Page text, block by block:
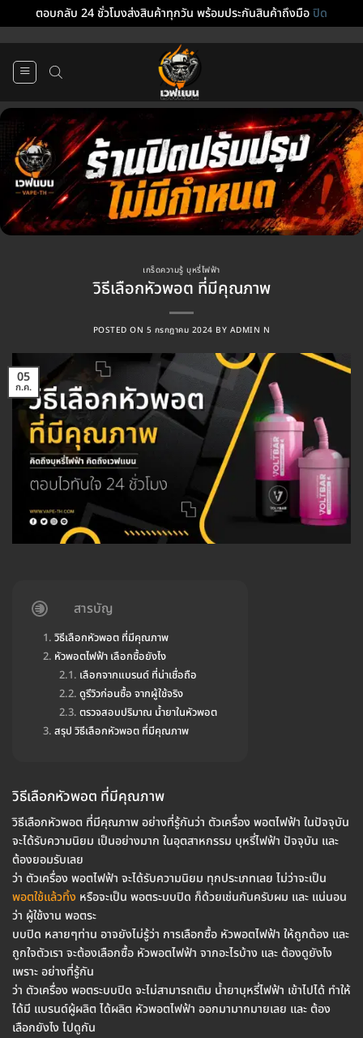
ตอบกลับ 24 ชั่วโมงส่งสินค้าทุกวัน พร้อมประกันสินค้าถึงมือปิด
เกร็ดความรู้ บุหรี่ไฟฟ้า
วิธีเลือกหัวพอต ที่มีคุณภาพ
POSTED ON 5 กรกฎาคม 2024 BY ADMIN N
05
ก.ค.
สารบัญ
วิธีเลือกหัวพอต ที่มีคุณภาพ
หัวพอตไฟฟ้า เลือกซื้อยังไง
เลือกจากแบรนด์ ที่น่าเชื่อถือ
ดูรีวิวก่อนซื้อ จากผู้ใช้จริง
ตรวจสอบปริมาณ น้ำยาในหัวพอต
สรุป วิธีเลือกหัวพอต ที่มีคุณภาพ
วิธีเลือกหัวพอต ที่มีคุณภาพ
วิธีเลือกหัวพอต ที่มีคุณภาพ อย่างที่รู้กันว่า ตัวเครื่อง พอตไฟฟ้า ในปัจจุบัน
จะได้รับความนิยม เป็นอย่างมาก ในอุตสาหกรรม บุหรี่ไฟฟ้า ปัจจุบัน และ
ต้องยอมรับเลย
ว่า ตัวเครื่อง พอตไฟฟ้า จะได้รับความนิยม ทุกประเภทเลย ไม่ว่าจะเป็น
พอตใช้แล้วทิ้ง หรือจะเป็น พอตระบบปิด ก็ด้วยเช่นกันครับผม และ แน่นอน
ว่า ผู้ใช้งาน พอตระ
บบปิด หลายๆท่าน อาจยังไม่รู้ว่า การเลือกซื้อ หัวพอตไฟฟ้า ให้ถูกต้อง และ
ถูกใจตัวเรา จะต้องเลือกซื้อ หัวพอตไฟฟ้า จากอะไรบ้าง และ ต้องดูยังไง
เพราะ อย่างที่รู้กัน
ว่า ตัวเครื่อง พอตระบบปิด จะไม่สามารถเติม น้ำยาบุหรี่ไฟฟ้า เข้าไปได้ ทำให้
ได้มี แบรนด์ผู้ผลิต ได้ผลิต หัวพอตไฟฟ้า ออกมามากมายเลย และ ต้อง
เลือกยังไง ไปดูกัน